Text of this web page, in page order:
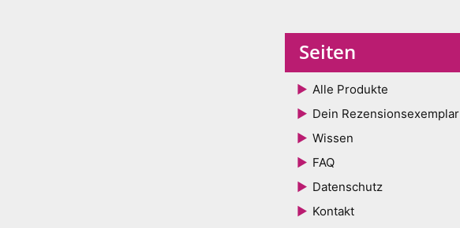
Seiten
Alle Produkte
Dein Rezensionsexemplar
Wissen
FAQ
Datenschutz
Kontakt